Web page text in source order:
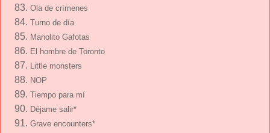
Ola de crímenes
Turno de día
Manolito Gafotas
El hombre de Toronto
Little monsters
NOP
Tiempo para mí
Déjame salir*
Grave encounters*